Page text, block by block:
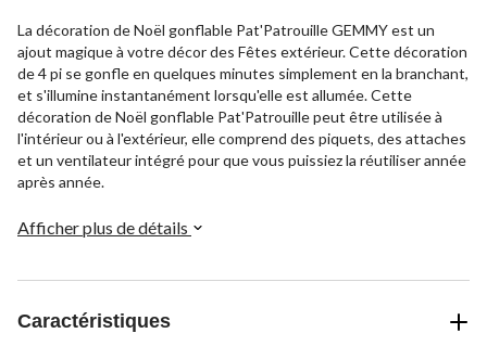
La décoration de Noël gonflable Pat'Patrouille GEMMY est un
ajout magique à votre décor des Fêtes extérieur. Cette décoration
de 4 pi se gonfle en quelques minutes simplement en la branchant,
et s'illumine instantanément lorsqu'elle est allumée. Cette
décoration de Noël gonflable Pat'Patrouille peut être utilisée à
l'intérieur ou à l'extérieur, elle comprend des piquets, des attaches
et un ventilateur intégré pour que vous puissiez la réutiliser année
après année.
Afficher plus de détails
Caractéristiques